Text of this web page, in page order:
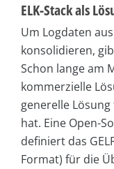
ELK-Stack als
Um Logdaten
konsolidieren,
Schon lange am
kommerzielle
generelle
hat. Eine Open-
definiert das
Format) für die